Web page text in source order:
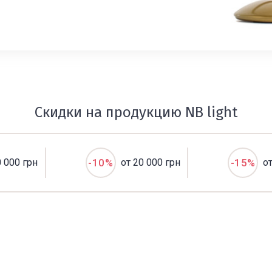
Скидки на продукцию NB light
000 грн -10% от 20 000 грн -15%